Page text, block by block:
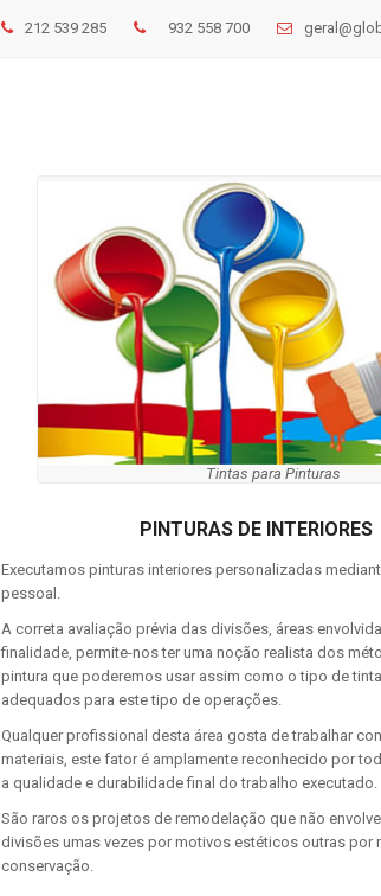
212 539 285 932 558 700
Tintas para Pinturas
PINTURAS DE INTERIORES
Executamos pinturas interiores personalizadas
pessoal.
A correta avaliação prévia das divisões, áreas
finalidade, permite-nos ter uma noção realista dos
pintura que poderemos usar assim como o tipo de
adequados para este tipo de operações.
Qualquer profissional desta área gosta de trabalhar
materiais, este fator é amplamente reconhecido por
a qualidade e durabilidade final do trabalho executado.
São raros os projetos de remodelação que não
divisões umas vezes por motivos estéticos outras por
conservação.